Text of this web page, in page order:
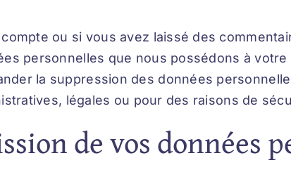
ou si vous avez laissé des
personnelles que nous possédons à
la suppression des données
légales ou pour des raisons de
de vos données